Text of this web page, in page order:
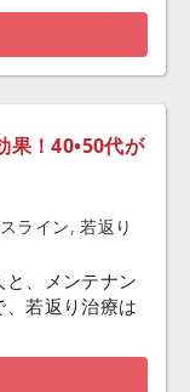
果！40•50代が
ライン,若返り
、メンテナン
若返り治療は